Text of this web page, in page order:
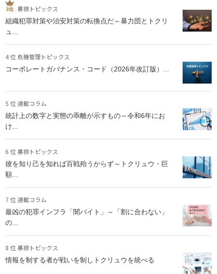
暴排トピックス
組織犯罪対策や治安対策の転換点だ～暴力団とトクリ
ュ...
4 位 危機管理トピックス
コーポレートガバナンス・コード（2026年改訂版）...
5 位 連載コラム
統計上の数字と実態の乖離が示すもの～令和6年にお
け...
6 位 暴排トピックス
彼を知り己を知れば百戦殆うからず～トクリュウ・巨
額...
7 位 連載コラム
最凶の犯罪インフラ「闇バイト」～「割に合わない」
の...
8 位 暴排トピックス
情報を制する者が戦いを制しトクリュウを統べる